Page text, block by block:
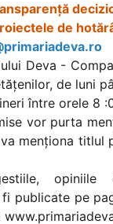
de
Deva -
de luni
între orele 8
vor purta
va menționa titlul
publicate pe